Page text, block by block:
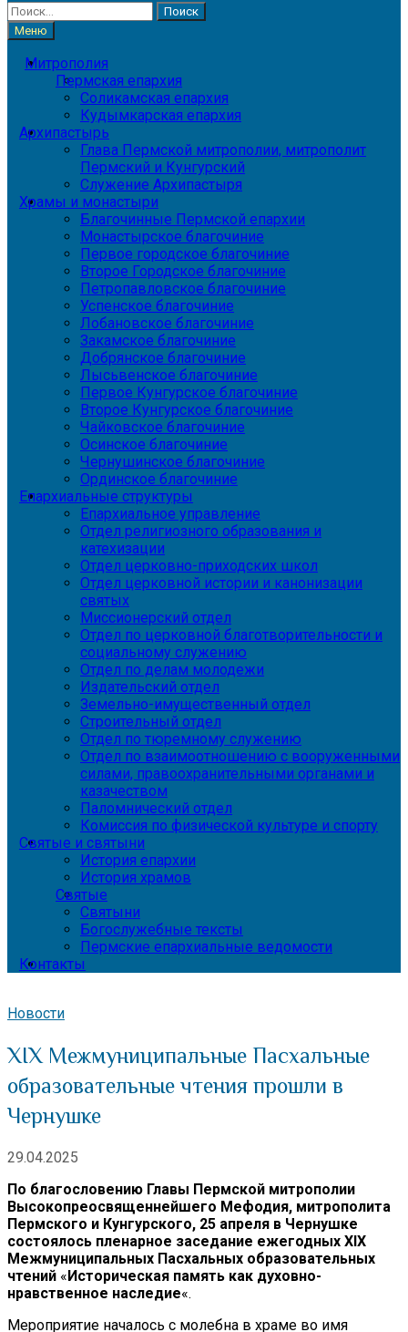
Найти:
Меню
Митрополия
Пермская епархия
Соликамская епархия
Кудымкарская епархия
Архипастырь
Глава Пермской митрополии, митрополит
Пермский и Кунгурский
Служение Архипастыря
Храмы и монастыри
Благочинные Пермской епархии
Монастырское благочиние
Первое городское благочиние
Второе Городское благочиние
Петропавловское благочиние
Успенское благочиние
Лобановское благочиние
Закамское благочиние
Добрянское благочиние
Лысьвенское благочиние
Первое Кунгурское благочиние
Второе Кунгурское благочиние
Чайковское благочиние
Осинское благочиние
Чернушинское благочиние
Ординское благочиние
Епархиальные структуры
Епархиальное управление
Отдел религиозного образования и
катехизации
Отдел церковно-приходских школ
Отдел церковной истории и канонизации
святых
Миссионерский отдел
Отдел по церковной благотворительности и
социальному служению
Отдел по делам молодежи
Издательский отдел
Земельно-имущественный отдел
Строительный отдел
Отдел по тюремному служению
Отдел по взаимоотношению с вооруженными
силами, правоохранительными органами и
казачеством
Паломнический отдел
Комиссия по физической культуре и спорту
Святые и святыни
История епархии
История храмов
Святые
Святыни
Богослужебные тексты
Пермские епархиальные ведомости
Контакты
Новости
XIX Межмуниципальные Пасхальные
образовательные чтения прошли в
Чернушке
29.04.2025
По благословению Главы Пермской митрополии
Высокопреосвященнейшего Мефодия, митрополита
Пермского и Кунгурского, 25 апреля в Чернушке
состоялось пленарное заседание ежегодных XIX
Межмуниципальных Пасхальных образовательных
чтений «Историческая память как духовно-
нравственное наследие«.
Мероприятие началось с молебна в храме во имя